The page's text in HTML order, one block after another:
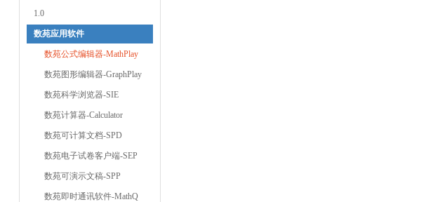
1.0
数苑应用软件
数苑公式编辑器-MathPlay
数苑图形编辑器-GraphPlay
数苑科学浏览器-SIE
数苑计算器-Calculator
数苑可计算文档-SPD
数苑电子试卷客户端-SEP
数苑可演示文稿-SPP
数苑即时通讯软件-MathQ